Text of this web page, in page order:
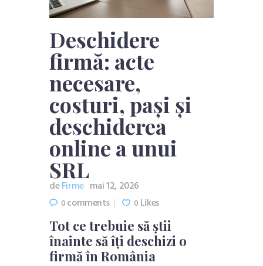
Deschidere
firmă: acte
necesare,
costuri, pași și
deschiderea
online a unui
SRL
deFirme mai 12, 2026
0comments 0 Likes
Tot ce trebuie să știi
înainte să îți deschizi o
firmă în România